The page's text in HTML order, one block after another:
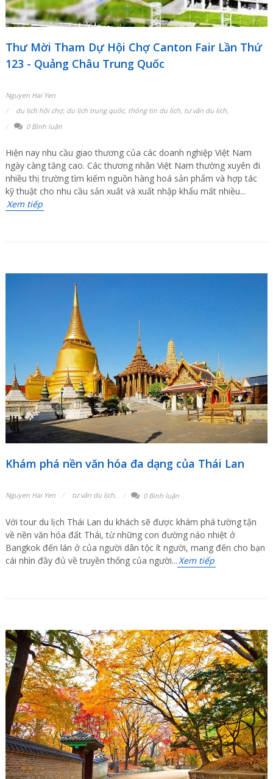
Thư Mời Tham Dự Hội Chợ Canton Fair Lần Thứ
123 - Quảng Châu Trung Quốc
Nguyen Hai Yen
du lịch hội chợ, du lịch trung quốc, thông tin du lịch, tư vấn du lịch,
0 Bình luận
Hiện nay nhu cầu giao thương của các doanh nghiệp Việt Nam
ngày càng tăng cao. Các thương nhân Việt Nam thường xuyên đi
nhiều thị trường tìm kiếm nguồn hàng hoá sản phẩm và hợp tác
kỹ thuật cho nhu cầu sản xuất và xuất nhập khẩu mất nhiều...
Xem tiếp
Khám phá nền văn hóa đa dạng của Thái Lan
Nguyen Hai Yen tư vấn du lịch, 0 Bình luận
Với tour du lịch Thái Lan du khách sẽ được khám phá tường tận
về nền văn hóa đất Thái, từ những con đường náo nhiệt ở
Bangkok đến lán ở của người dân tộc ít người, mang đến cho bạn
cái nhìn đầy đủ về truyền thống của người...Xem tiếp